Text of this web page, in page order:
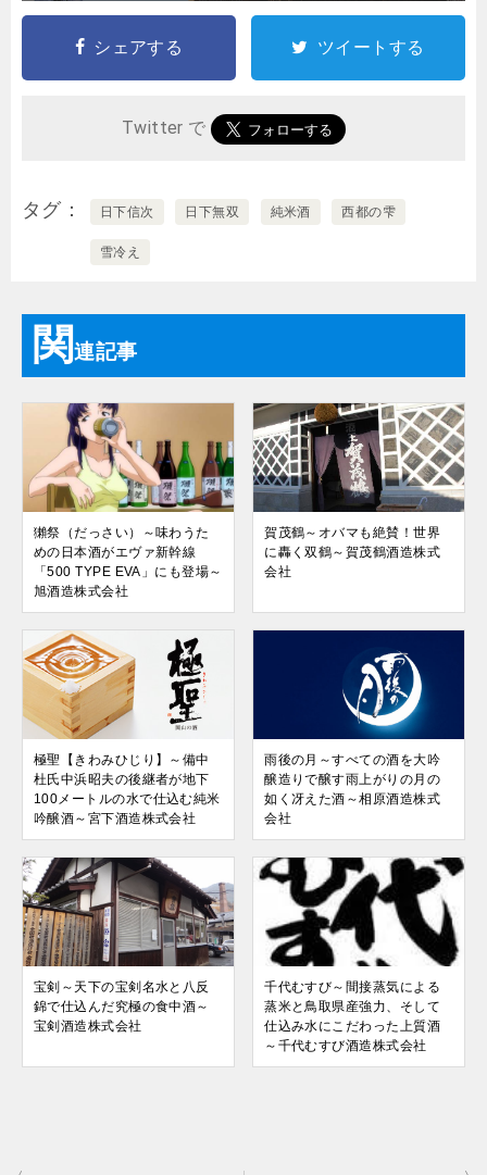
シェアする ツイートする
Twitter で
タグ 日下信次 日下無双 純米酒 西都の雫
雪冷え
関連記事
獺祭（だっさい）～味わうた
めの日本酒がエヴァ新幹線
「500 TYPE EVA」にも登場～
旭酒造株式会社
賀茂鶴～オバマも絶賛！世界
に轟く双鶴～賀茂鶴酒造株式
会社
極聖【きわみひじり】～備中
杜氏中浜昭夫の後継者が地下
100メートルの水で仕込む純米
吟醸酒～宮下酒造株式会社
雨後の月～すべての酒を大吟
醸造りで醸す雨上がりの月の
如く冴えた酒～相原酒造株式
会社
宝剣～天下の宝剣名水と八反
錦で仕込んだ究極の食中酒～
宝剣酒造株式会社
千代むすび～間接蒸気による
蒸米と鳥取県産強力、そして
仕込み水にこだわった上質酒
～千代むすび酒造株式会社